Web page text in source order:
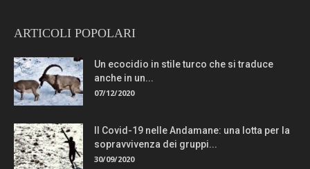
ARTICOLI POPOLARI
Un ecocidio in stile turco che si traduce
anche in un...
07/12/2020
Il Covid-19 nelle Andamane: una lotta per la
sopravvivenza dei gruppi...
30/09/2020